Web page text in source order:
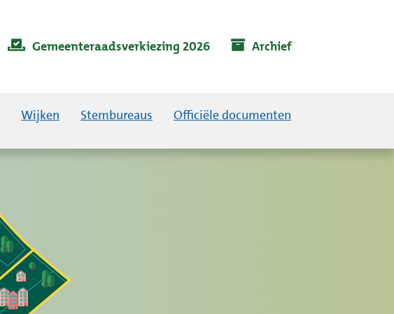
Gemeenteraadsverkiezing 2026 Archief
Wijken Stembureaus Officiële documenten